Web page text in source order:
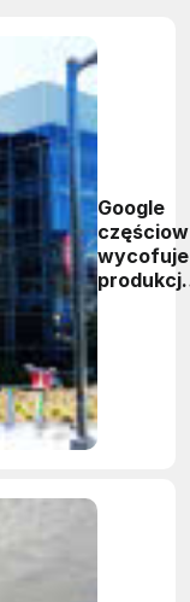
Google
wycofuje